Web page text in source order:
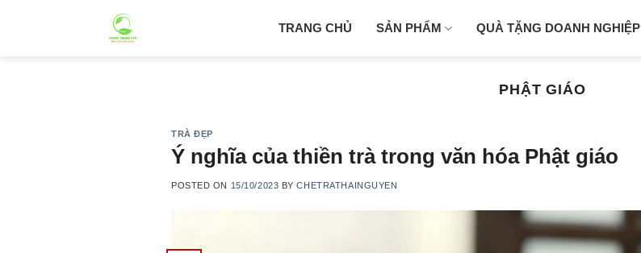
TRANG CHỦ SẢN PHẨM QUÀ TẶNG DOANH NGHIỆP
PHẬT GIÁO
TRÀ ĐẸP
Ý nghĩa của thiền trà trong văn hóa Phật giáo
POSTED ON 15/10/2023 BYCHETRATHAINGUYEN